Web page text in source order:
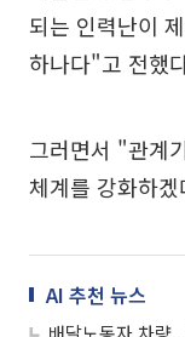
되는 인력난이
하나다"고 전했
그러면서 "관계
체계를 강화하
AI 추천 뉴스